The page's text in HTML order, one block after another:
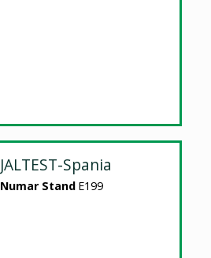
JALTEST-Spania
Numar Stand E199